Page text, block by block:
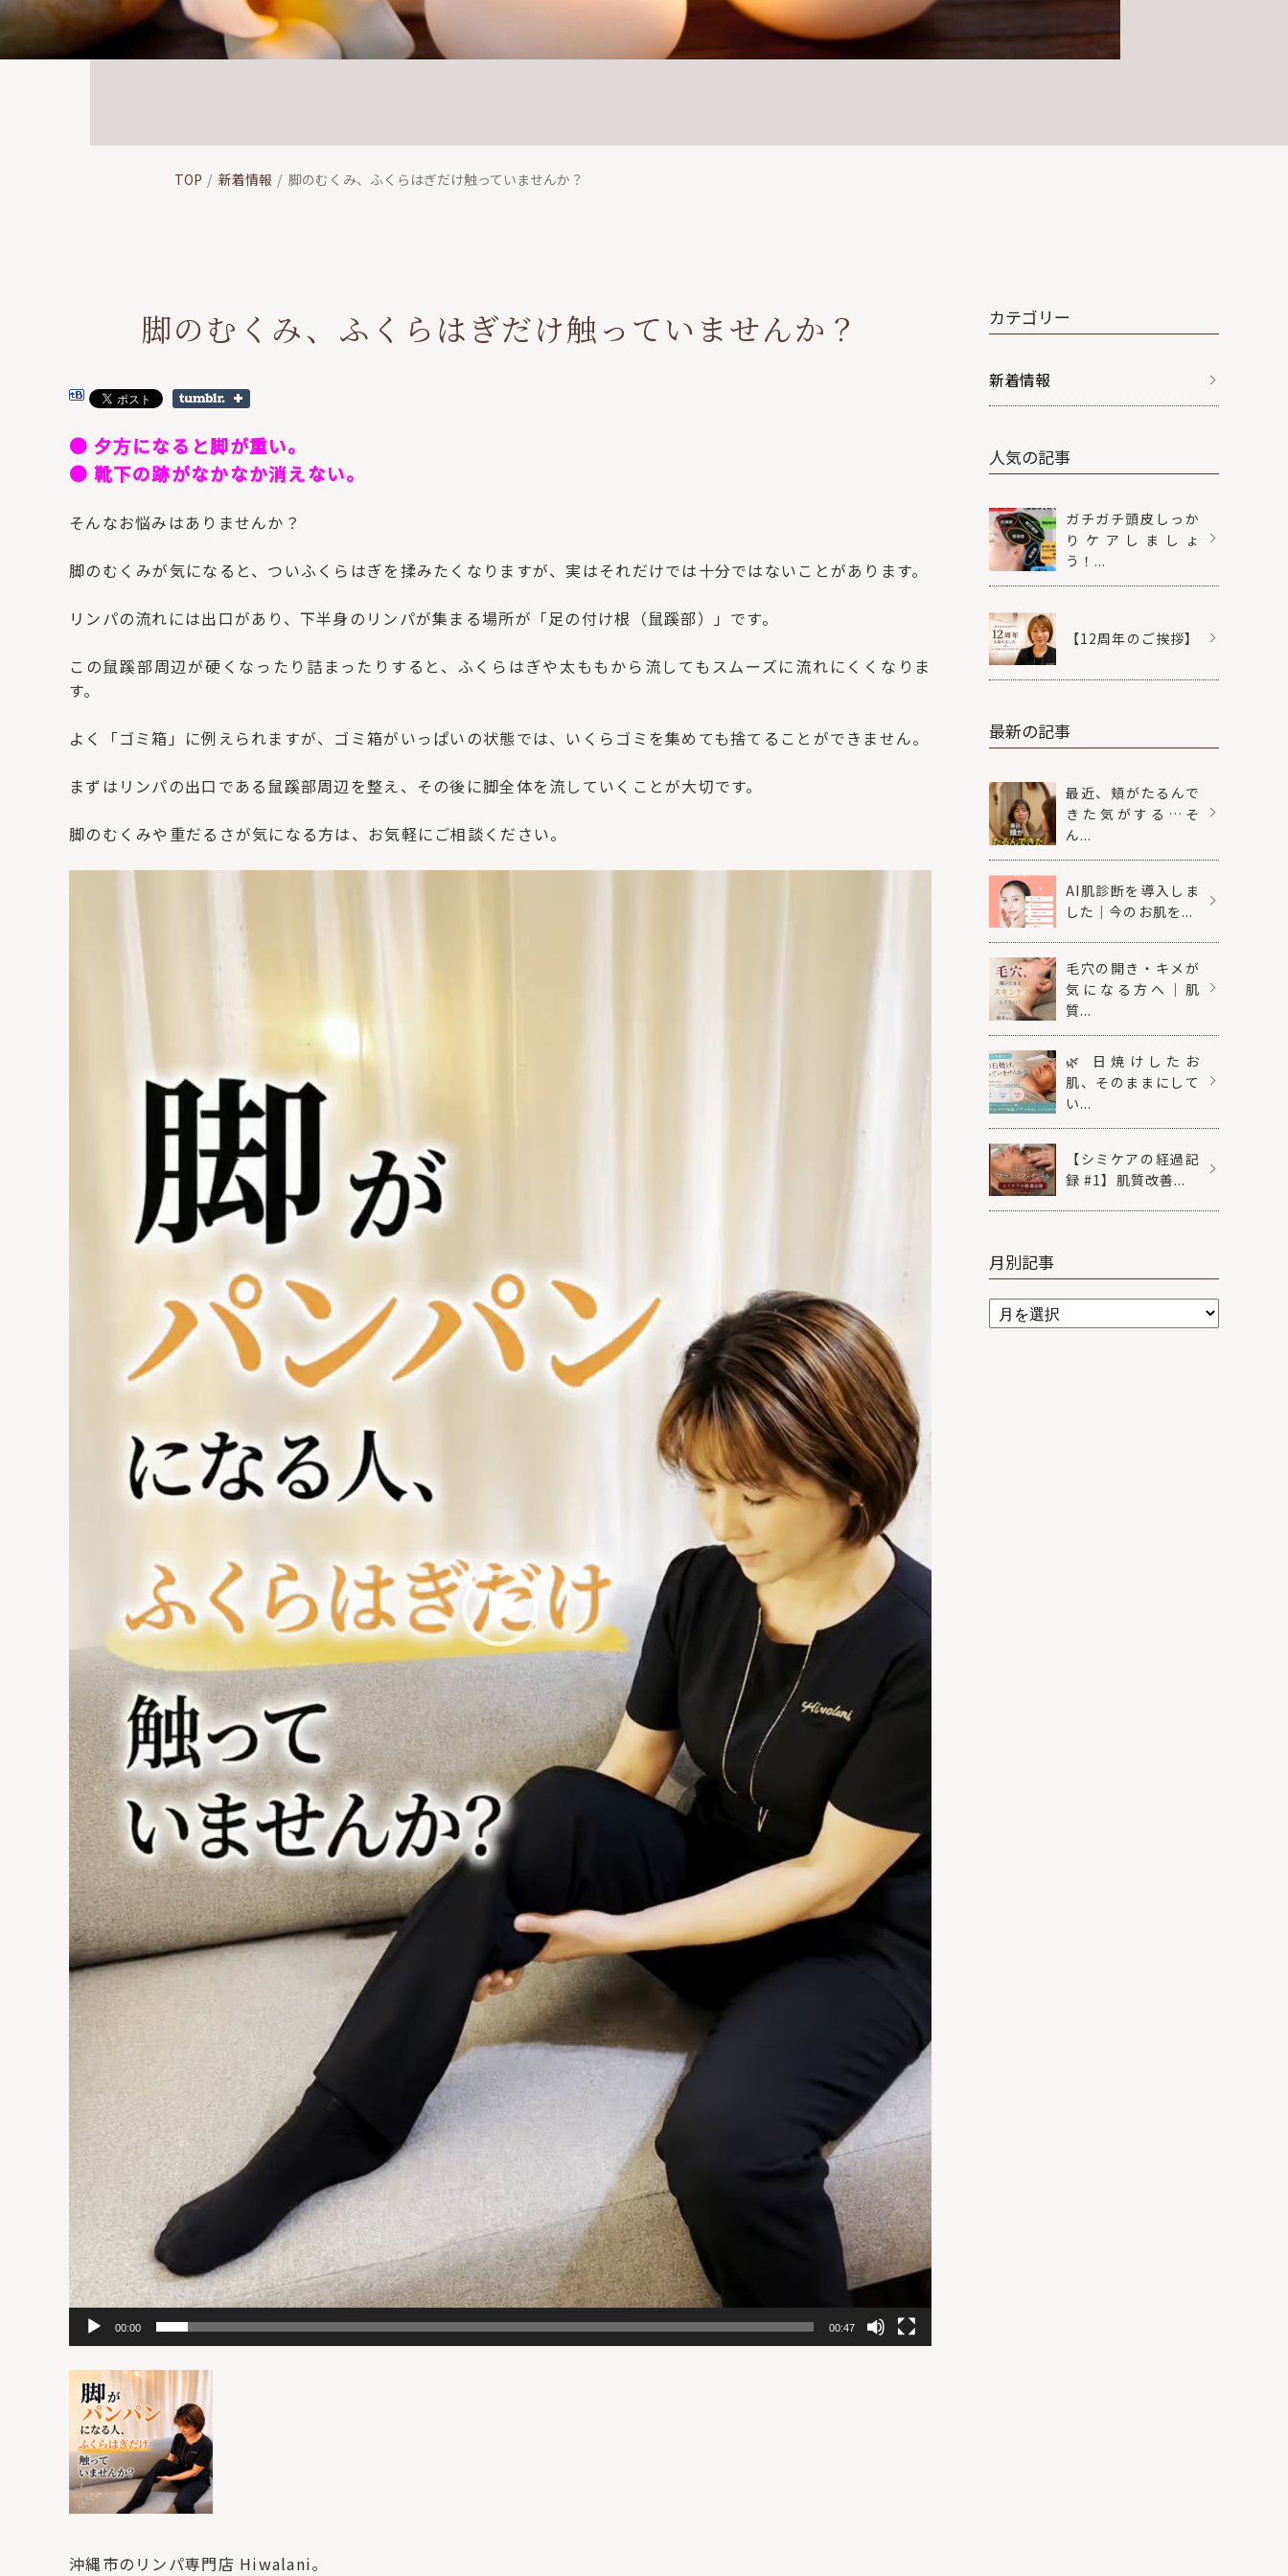
TOP 新着情報 脚のむくみ、ふくらはぎだけ触っていませんか？
脚のむくみ、ふくらはぎだけ触っていませんか？
● 夕方になると脚が重い。
● 靴下の跡がなかなか消えない。
そんなお悩みはありませんか？
脚のむくみが気になると、ついふくらはぎを揉みたくなりますが、 実はそれだけでは十分ではないことがあります。
リンパの流れには出口があり、下半身のリンパが集まる場所が「足の付け根（鼠蹊部）」です。
この鼠蹊部周辺が硬くなったり詰まったりすると、 ふくらはぎや太ももから流してもスムーズに流れにくくなりま
す。
よく「ゴミ箱」に例えられますが、ゴミ箱がいっぱいの状態では、 いくらゴミを集めても捨てることができません。
まずはリンパの出口である鼠蹊部周辺を整え、 その後に脚全体を流していくことが大切です。
脚のむくみや重だるさが気になる方は、お気軽にご相談ください。
00:00 00:47
沖縄市のリンパ専門店 Hiwalani。
カテゴリー
新着情報
人気の記事
ガチガチ頭皮しっか
りケアしましょ
う！...
【12周年のご挨拶】
最新の記事
最近、頬がたるんで
きた気がする…そ
ん...
AI肌診断を導入しま
した｜今のお肌を...
毛穴の開き・キメが
気になる方へ｜肌
質...
🌿 日焼けしたお
肌、そのままにして
い...
【シミケアの経過記
録 #1】肌質改善...
月別記事